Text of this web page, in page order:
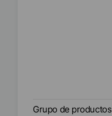
Grupo de productos